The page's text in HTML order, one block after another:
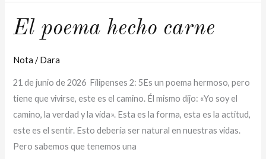
El poema hecho carne
Nota /Dara
21 de junio de 2026 Filipenses 2: 5Es un poema hermoso, pero
tiene que vivirse, este es el camino. Él mismo dijo: «Yo soy el
camino, la verdad y la vida». Esta es la forma, esta es la actitud,
este es el sentir. Esto debería ser natural en nuestras vidas.
Pero sabemos que tenemos una
El
hecho